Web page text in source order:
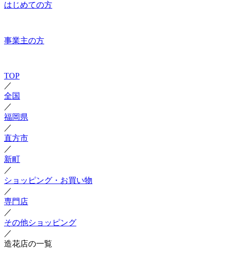
はじめての方
事業主の方
TOP
／
全国
／
福岡県
／
直方市
／
新町
／
ショッピング・お買い物
／
専門店
／
その他ショッピング
／
造花店の一覧